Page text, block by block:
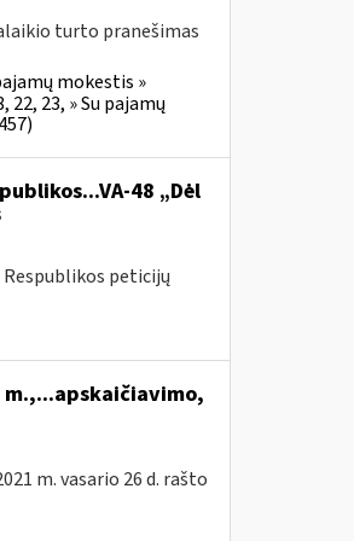
turto pranešimas
mokestis »
23, » Su pajamų
48 „Dėl
peticijų
m. vasario 26 d. rašto